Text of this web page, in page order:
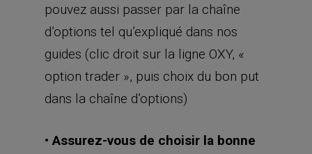
pouvez aussi passer par la chaîne
d’options tel qu’expliqué dans nos
guides (clic droit sur la ligne OXY, «
option trader », puis choix du bon put
dans la chaîne d’options)
• Assurez-vous de choisir la bonne